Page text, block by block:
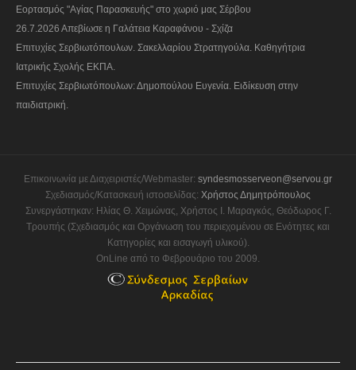
Εορτασμός "Αγίας Παρασκευής" στο χωριό μας Σέρβου
26.7.2026 Απεβίωσε η Γαλάτεια Καραφάνου - Σχίζα
Επιτυχίες Σερβιωτόπουλων. Σακελλαρίου Στρατηγούλα. Καθηγήτρια
Ιατρικής Σχολής ΕΚΠΑ.
Επιτυχίες Σερβιωτόπουλων: Δημοπούλου Ευγενία. Ειδίκευση στην
παιδιατρική.
Επικοινωνία με Διαχειριστές/Webmaster: syndesmosserveon@servou.gr
Σχεδιασμός/Κατασκευή ιστοσελίδας: Χρήστος Δημητρόπουλος
Συνεργάστηκαν: Ηλίας Θ. Χειμώνας, Χρήστος Ι. Μαραγκός, Θεόδωρος Γ.
Τρουπής (Σχεδιασμός και Οργάνωση του περιεχομένου σε Ενότητες και
Κατηγορίες και εισαγωγή υλικού).
OnLine από το Φεβρουάριο του 2009.